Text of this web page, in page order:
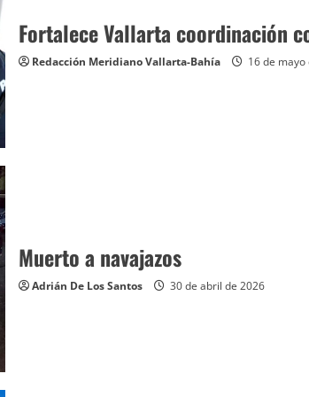
Fortalece Vallarta coordinación
Redacción Meridiano Vallarta-Bahía 16 de mayo
Muerto a navajazos
Adrián De Los Santos 30 de abril de 2026